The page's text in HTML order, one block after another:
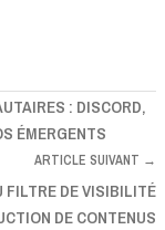
: DISCORD,
ÉMERGENTS
ARTICLE SUIVANT →
FILTRE DE VISIBILITÉ
DE CONTENUS